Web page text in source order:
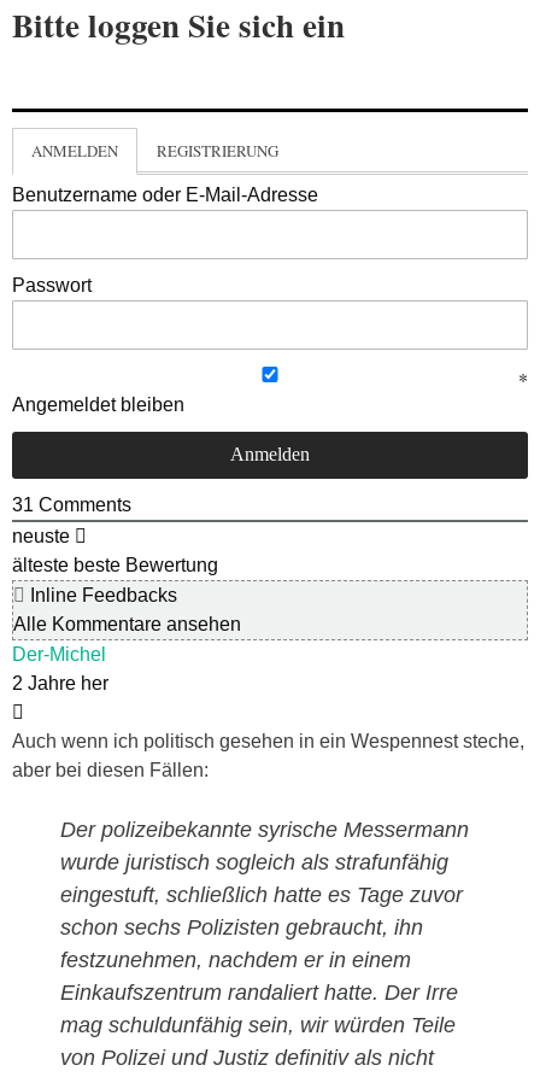
Bitte loggen Sie sich ein
ANMELDEN REGISTRIERUNG
Benutzername oder E-Mail-Adresse
Passwort
Angemeldet bleiben
31 Comments
neuste
älteste beste Bewertung
Inline Feedbacks
Alle Kommentare ansehen
Der-Michel
2 Jahre her
Auch wenn ich politisch gesehen in ein Wespennest steche,
aber bei diesen Fällen:
Der polizeibekannte syrische Messermann
wurde juristisch sogleich als strafunfähig
eingestuft, schließlich hatte es Tage zuvor
schon sechs Polizisten gebraucht, ihn
festzunehmen, nachdem er in einem
Einkaufszentrum randaliert hatte. Der Irre
mag schuldunfähig sein, wir würden Teile
von Polizei und Justiz definitiv als nicht